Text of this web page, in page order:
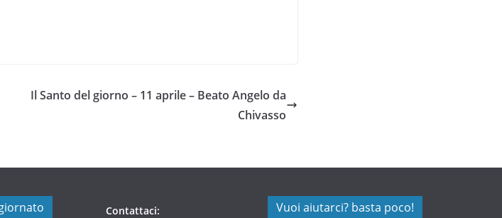
Il Santo del giorno – 11 aprile – Beato Angelo da
Chivasso
Contattaci: Vuoi aiutarci? basta poco!